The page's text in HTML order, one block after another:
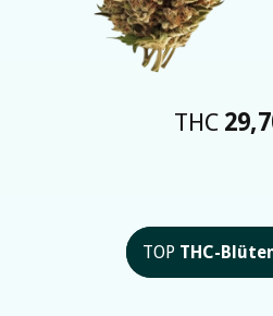
THC
TOP THC-